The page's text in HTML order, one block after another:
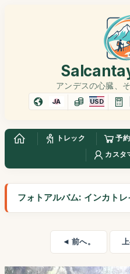
アンデスの心臓、
JA USD
トレック 予約
カスタ
フォトアルバム: インカトレ
◄ 前へ。